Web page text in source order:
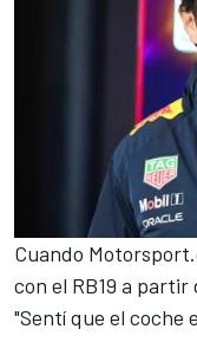
Cuando
con el RB19 a partir
"Sentí que el coche